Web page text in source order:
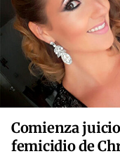
Comienza
femicidio de